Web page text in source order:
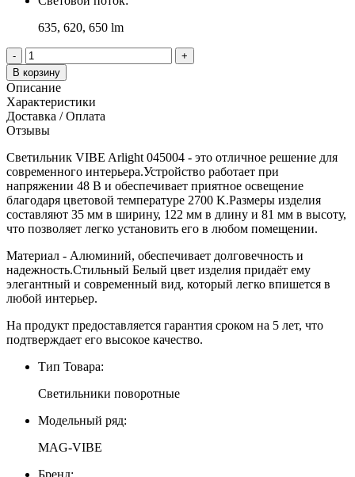
635, 620, 650 lm
-
+
В корзину
Описание
Характеристики
Доставка / Оплата
Отзывы
Светильник VIBE Arlight 045004 - это отличное решение для
современного интерьера.Устройство работает при
напряжении 48 В и обеспечивает приятное освещение
благодаря цветовой температуре 2700 K.Размеры изделия
составляют 35 мм в ширину, 122 мм в длину и 81 мм в высоту,
что позволяет легко установить его в любом помещении.
Материал - Алюминий, обеспечивает долговечность и
надежность.Стильный Белый цвет изделия придаёт ему
элегантный и современный вид, который легко впишется в
любой интерьер.
На продукт предоставляется гарантия сроком на 5 лет, что
подтверждает его высокое качество.
Тип Товара:
Светильники поворотные
Модельный ряд:
MAG-VIBE
Бренд: